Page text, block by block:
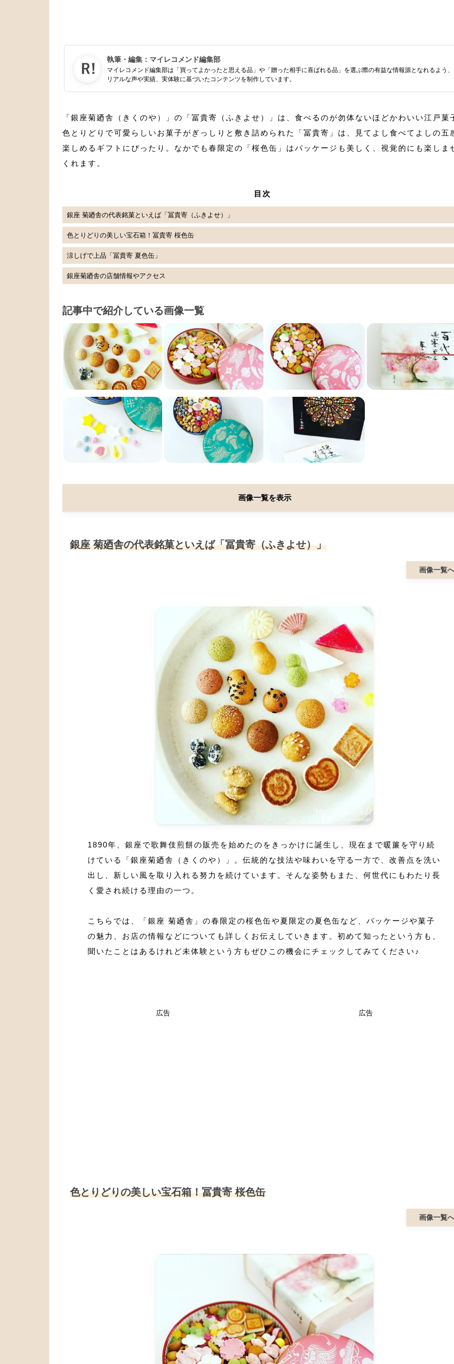
執筆・編集： マイレコメンド編集部
マイレコメンド編集部は「買ってよかったと思える品」や「贈った相手に喜ばれる品」を選ぶ際の有益な情報源となれるよう、
リアルな声や実績、実体験に基づいたコンテンツを制作しています。
「銀座菊廼舎（きくのや）」の「冨貴寄（ふきよせ）」は、食べるのが勿体ないほどかわいい江戸菓
色とりどりで可愛らしいお菓子がぎっしりと敷き詰められた「冨貴寄」は、見てよし食べてよしの五
楽しめるギフトにぴったり。なかでも春限定の「桜色缶」はパッケージも美しく、視覚的にも楽しま
くれます。
目次
銀座 菊廼舎の代表銘菓といえば「冨貴寄（ふきよせ）」
色とりどりの美しい宝石箱！冨貴寄 桜色缶
涼しげで上品「冨貴寄 夏色缶」
銀座菊廼舎の店舗情報やアクセス
記事中で紹介している画像一覧
画像一覧を表示
銀座 菊廼舎の代表銘菓といえば「冨貴寄（ふきよせ）」
画像一覧へ
1890年、銀座で歌舞伎煎餅の販売を始めたのをきっかけに誕生し、現在まで暖簾を守り続
けている「銀座菊廼舎（きくのや）」。伝統的な技法や味わいを守る一方で、改善点を洗い
出し、新しい風を取り入れる努力を続けています。そんな姿勢もまた、何世代にもわたり長
く愛され続ける理由の一つ。
こちらでは、「銀座 菊廼舎」の春限定の桜色缶や夏限定の夏色缶など、パッケージや菓子
の魅力、お店の情報などについても詳しくお伝えしていきます。初めて知ったという方も、
聞いたことはあるけれど未体験という方もぜひこの機会にチェックしてみてください♪
広告 広告
色とりどりの美しい宝石箱！冨貴寄 桜色缶
画像一覧へ